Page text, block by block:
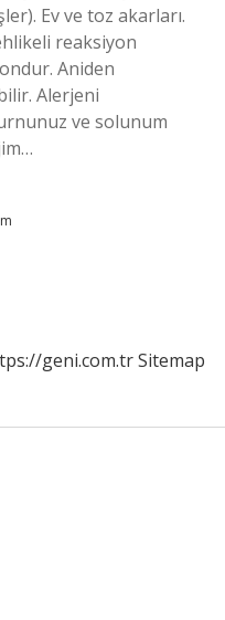
Ev ve toz akarları.
reaksiyon
Aniden
Alerjeni
ve solunum
geni.com.trSitemap